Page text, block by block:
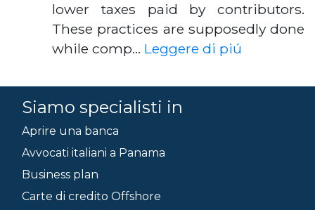
lower taxes paid by contributors.
These practices are supposedly done
while comp… Leggere di piú
Siamo specialisti in
Aprire una banca
Avvocati italiani a Panama
Business plan
Carte di credito Offshore